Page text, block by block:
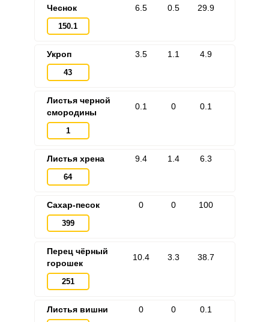
Чеснок
150.1
6.5 0.5 29.9
Укроп
43
3.5 1.1 4.9
Листья черной
смородины
1
0.1 0 0.1
Листья хрена
64
9.4 1.4 6.3
Сахар-песок
399
0 0 100
Перец чёрный
горошек
251
10.4 3.3 38.7
Листья вишни 0 0 0.1